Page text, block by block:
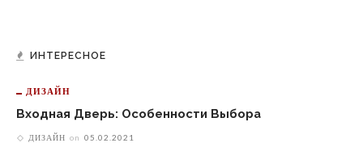
ИНТЕРЕСНОЕ
ДИЗАЙН
Входная Дверь: Особенности Выбора
ДИЗАЙН on 05.02.2021